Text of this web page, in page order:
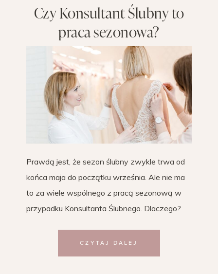
Czy Konsultant Ślubny to
praca sezonowa?
Prawdą jest, że sezon ślubny zwykle trwa od
końca maja do początku września. Ale nie ma
to za wiele wspólnego z pracą sezonową w
przypadku Konsultanta Ślubnego. Dlaczego?
CZYTAJ DALEJ